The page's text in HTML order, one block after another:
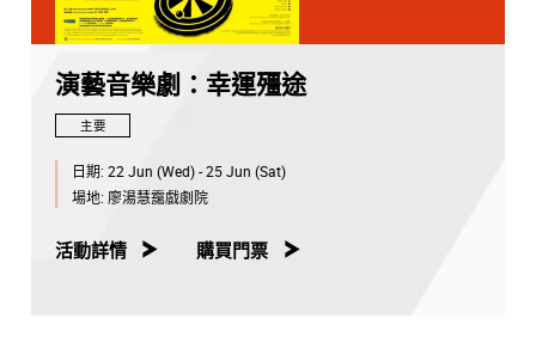
演藝音樂劇：幸運殭途
主要
日期: 22 Jun (Wed) - 25 Jun (Sat)
場地: 廖湯慧靄戲劇院
活動詳情 購買門票